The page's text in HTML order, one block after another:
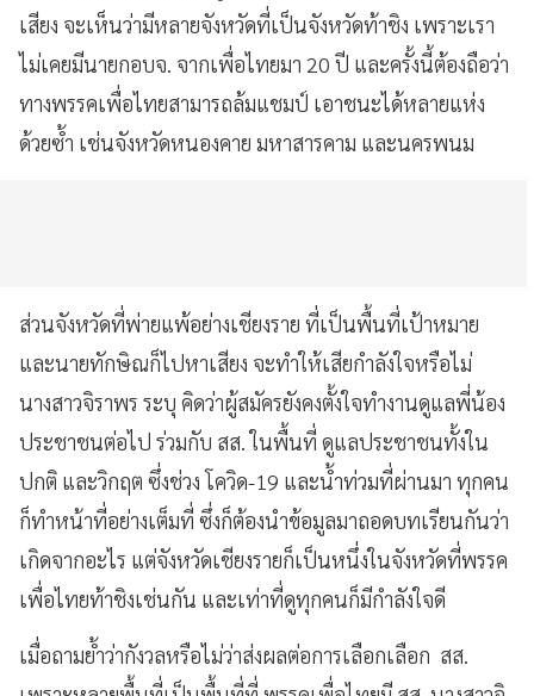
เสียง จะเห็นว่ามีหลายจังหวัดที่เป็นจังหวัดท้าชิง เพราะเรา
ไม่เคยมีนายกอบจ. จากเพื่อไทยมา 20 ปี และครั้งนี้ต้องถือว่า
ทางพรรคเพื่อไทยสามารถล้มแชมป์ เอาชนะได้หลายแห่ง
ด้วยซ้ำ เช่นจังหวัดหนองคาย มหาสารคาม และนครพนม
ส่วนจังหวัดที่พ่ายแพ้อย่างเชียงราย ที่เป็นพื้นที่เป้าหมาย
และนายทักษิณก็ไปหาเสียง จะทำให้เสียกำลังใจหรือไม่
นางสาวจิราพร ระบุ คิดว่าผู้สมัครยังคงตั้งใจทำงานดูแลพี่น้อง
ประชาชนต่อไป ร่วมกับ สส. ในพื้นที่ ดูแลประชาชนทั้งใน
ปกติ และวิกฤต ซึ่งช่วง โควิด-19 และน้ำท่วมที่ผ่านมา ทุกคน
ก็ทำหน้าที่อย่างเต็มที่ ซึ่งก็ต้องนำข้อมูลมาถอดบทเรียนกันว่า
เกิดจากอะไร แต่จังหวัดเชียงรายก็เป็นหนึ่งในจังหวัดที่พรรค
เพื่อไทยท้าชิงเช่นกัน และเท่าที่ดูทุกคนก็มีกำลังใจดี
เมื่อถามย้ำว่ากังวลหรือไม่ว่าส่งผลต่อการเลือกเลือก สส.